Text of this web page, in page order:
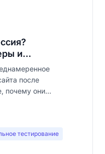
и
после
почему они
тестирование